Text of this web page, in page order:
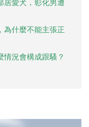
居愛犬，彰化男遭
為什麼不能主張正
情況會構成跟騷？